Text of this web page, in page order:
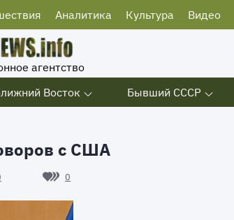
Аналитика Культура Видео
агентство
Восток Бывший СССР
с США
0